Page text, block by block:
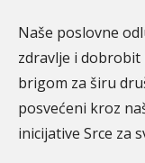
Naše poslovne
zdravlje i dobrobit
brigom za širu
posvećeni kroz
inicijative Srce za